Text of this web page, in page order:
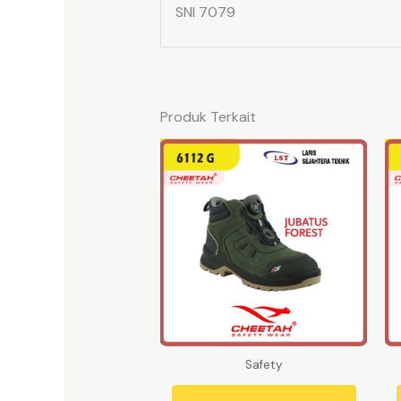
SNI 7079
Produk Terkait
Safety